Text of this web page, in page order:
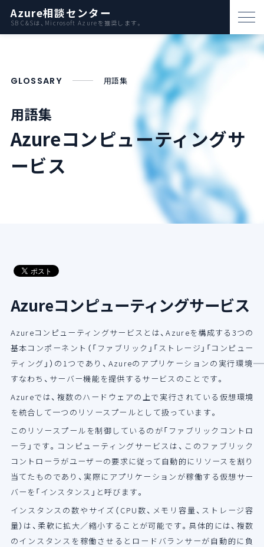
Azure相談センター
SB C&Sは、Microsoft Azureを推奨します。
パートナー支援
資料ダウンロード
お問い合わせ
Azureとは
AWS比較
イベント・セミナー
よくある質問
SB C&Sの強み
GLOSSARY 用語集
用語集
Azureコンピューティングサ
ービス
Azureコンピューティングサービス
Azureコンピューティングサービスとは、Azureを構成する3つの
基本コンポーネント（「ファブリック」「ストレージ」「コンピュー
ティング」）の1つであり、Azureのアプリケーションの実行環境――
すなわち、サーバー機能を提供するサービスのことです。
Azureでは、複数のハードウェアの上で実行されている仮想環境
を統合して一つのリソースプールとして扱っています。
このリソースプールを制御しているのが「ファブリックコントロ
ーラ」です。コンピューティングサービスは、このファブリック
コントローラがユーザーの要求に従って自動的にリソースを割り
当てたものであり、実際にアプリケーションが稼働する仮想サー
バーを「インスタンス」と呼びます。
インスタンスの数やサイズ（CPU数、メモリ容量、ストレージ容
量）は、柔軟に拡大／縮小することが可能です。具体的には、複数
のインスタンスを稼働させるとロードバランサーが自動的に負